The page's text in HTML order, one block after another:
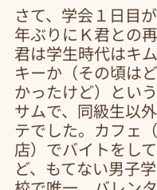
さて、学会１日目
年ぶりにＫ君との
君は学生時代はキ
キーか（その頃は
かったけど）とい
サムで、同級生以
テでした。カフェ
店）でバイトをし
ど、もてない男子